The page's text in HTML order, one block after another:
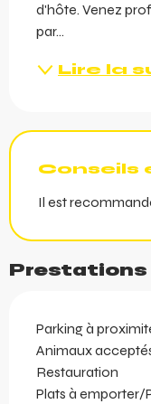
d'hôte. Venez
par...
Lire la
Conseils
Il est
Prestations
Parking à
Animaux
Restauration
Plats à emporter/